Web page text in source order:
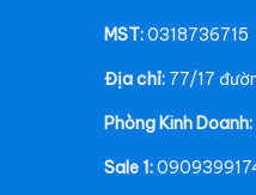
MST:0318736715
Địa chỉ: 77/17
Phòng Kinh Doanh:
Sale 1: